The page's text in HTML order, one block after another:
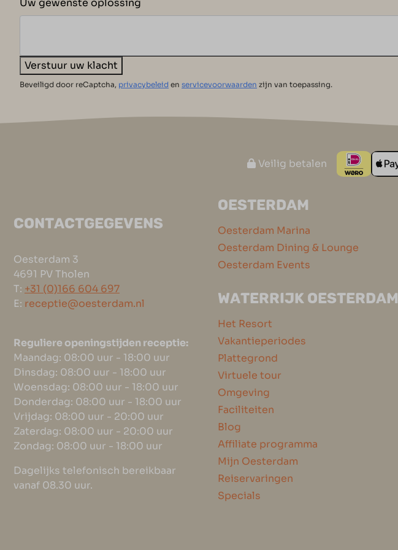
Uw gewenste oplossing
Verstuur uw klacht
Beveiligd door reCaptcha, privacybeleid enservicevoorwaarden zijn van toepassing.
Veilig betalen
CONTACTGEGEVENS
Oesterdam 3
4691 PV Tholen
T: +31 (0)166 604 697
E: receptie@oesterdam.nl
Reguliere openingstijden receptie:
Maandag: 08:00 uur - 18:00 uur
Dinsdag: 08:00 uur - 18:00 uur
Woensdag: 08:00 uur - 18:00 uur
Donderdag: 08:00 uur - 18:00 uur
Vrijdag: 08:00 uur - 20:00 uur
Zaterdag: 08:00 uur - 20:00 uur
Zondag: 08:00 uur - 18:00 uur
Dagelijks telefonisch bereikbaar
vanaf 08.30 uur.
OESTERDAM
Oesterdam Marina
Oesterdam Dining & Lounge
Oesterdam Events
WATERRIJK OESTERDAM
Het Resort
Vakantieperiodes
Plattegrond
Virtuele tour
Omgeving
Faciliteiten
Blog
Affiliate programma
Mijn Oesterdam
Reiservaringen
Specials